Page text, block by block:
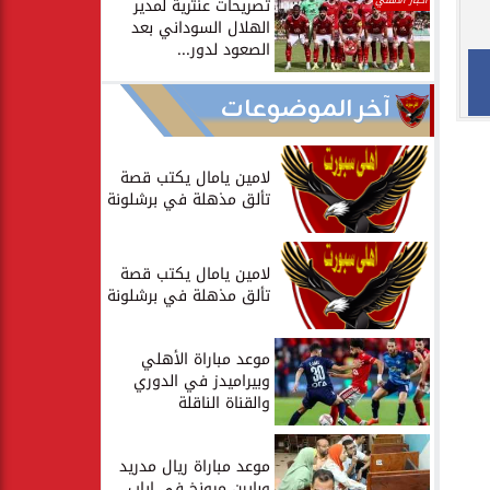
تصريحات عنترية لمدير
الهلال السوداني بعد
الصعود لدور...
آخر الموضوعات
لامين يامال يكتب قصة
تألق مذهلة في برشلونة
لامين يامال يكتب قصة
تألق مذهلة في برشلونة
موعد مباراة الأهلي
وبيراميدز في الدوري
والقناة الناقلة
موعد مباراة ريال مدريد